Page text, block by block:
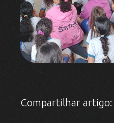
Compartilhar artigo: